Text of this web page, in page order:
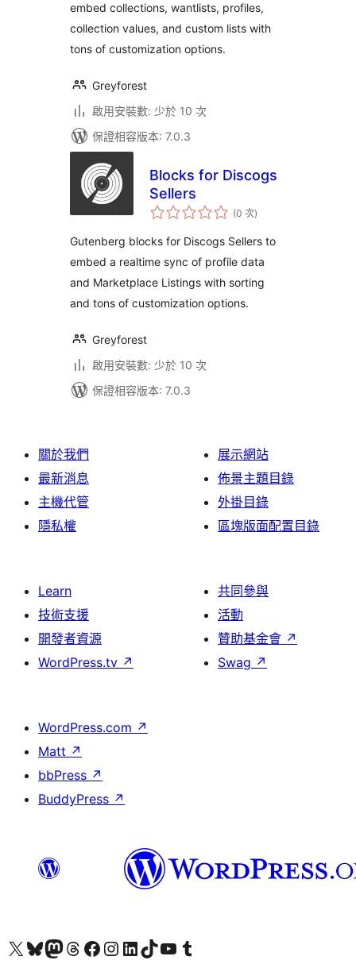
embed collections, wantlists, profiles,
collection values, and custom lists with
tons of customization options.
Greyforest
啟用安裝數: 少於 10 次
保證相容版本: 7.0.3
Blocks for Discogs
Sellers
(0 次評
分
數
)
Gutenberg blocks for Discogs Sellers to
embed a realtime sync of profile data
and Marketplace Listings with sorting
and tons of customization options.
Greyforest
啟用安裝數: 少於 10 次
保證相容版本: 7.0.3
關於我們
最新消息
主機代管
隱私權
展示網站
佈景主題目錄
外掛目錄
區塊版面配置目錄
Learn
技術支援
開發者資源
WordPress.tv ↗
共同參與
活動
贊助基金會 ↗
Swag ↗
WordPress.com ↗
Matt ↗
bbPress ↗
BuddyPress ↗
查看我們的 X (之前的 Twitter) 帳號造訪我們的 Bluesky 帳號造訪我們的 Mastodon 帳號造訪我們的 Threads 帳號 造訪我們的 Facebook 粉絲專頁Visit our Instagram account
Visit our LinkedIn account
造訪我們的 TikTok 帳號Visit our YouTube channel
造訪我們的 Tumblr 帳號